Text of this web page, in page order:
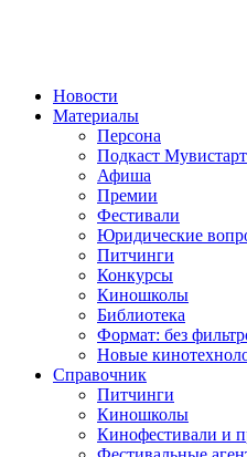
Новости
Материалы
Персона
Подкаст Мувистарт
Афиша
Премии
Фестивали
Юридические
Питчинги
Конкурсы
Киношколы
Библиотека
Формат: без
Новые
Справочник
Питчинги
Киношколы
Кинофестивали и